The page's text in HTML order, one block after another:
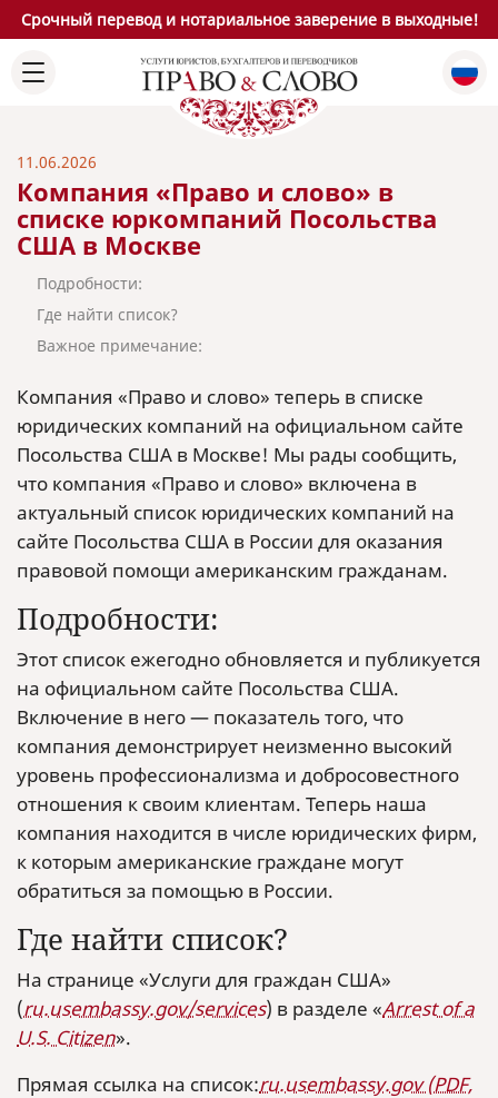
Срочный перевод и нотариальное заверение в выходные!
11.06.2026
Компания «Право и слово» в
списке юркомпаний Посольства
США в Москве
Подробности:
Где найти список?
Важное примечание:
Компания «Право и слово» теперь в списке
юридических компаний на официальном сайте
Посольства США в Москве! Мы рады сообщить,
что компания «Право и слово» включена в
актуальный список юридических компаний на
сайте Посольства США в России для оказания
правовой помощи американским гражданам.
Подробности:
Этот список ежегодно обновляется и публикуется
на официальном сайте Посольства США.
Включение в него — показатель того, что
компания демонстрирует неизменно высокий
уровень профессионализма и добросовестного
отношения к своим клиентам. Теперь наша
компания находится в числе юридических фирм,
к которым американские граждане могут
обратиться за помощью в России.
Где найти список?
На странице «Услуги для граждан США»
(ru.usembassy.gov/services) в разделе «Arrest of a
U.S. Citizen».
Прямая ссылка на список:ru.usembassy.gov (PDF,